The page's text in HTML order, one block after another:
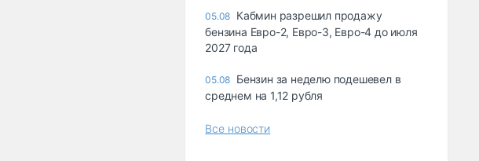
05.08 Кабмин разрешил продажу
бензина Евро-2, Евро-3, Евро-4 до июля
2027 года
05.08 Бензин за неделю подешевел в
среднем на 1,12 рубля
Все новости